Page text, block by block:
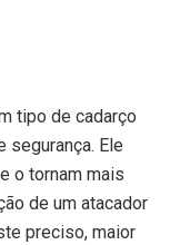
tipo de cadarço
Ele
o tornam mais
de um atacador
preciso, maior